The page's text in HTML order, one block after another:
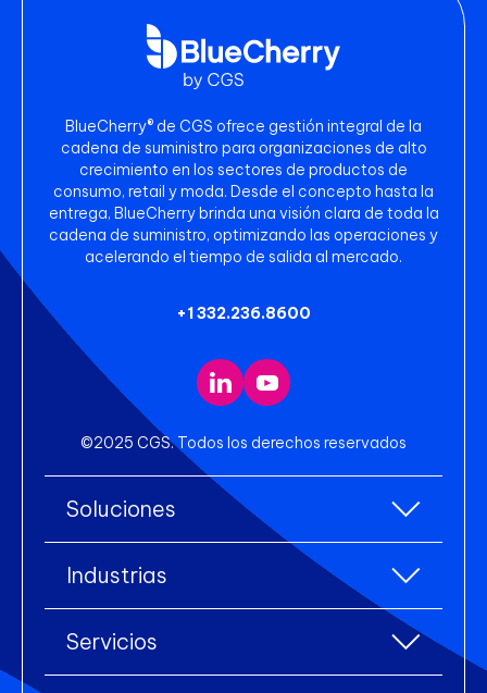
BlueCherry® de CGS ofrece gestión integral de la
cadena de suministro para organizaciones de alto
crecimiento en los sectores de productos de
consumo, retail y moda. Desde el concepto hasta la
entrega, BlueCherry brinda una visión clara de toda la
cadena de suministro, optimizando las operaciones y
acelerando el tiempo de salida al mercado.
+1 332.236.8600
©2025 CGS. Todos los derechos reservados
Soluciones
Planificación de Recursos Empresariales
Industrias
Accesorios
Servicios